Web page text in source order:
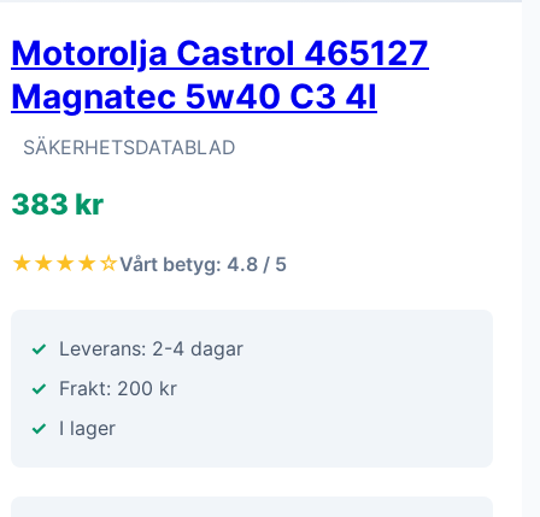
Motorolja Castrol 465127
Magnatec 5w40 C3 4l
SÄKERHETSDATABLAD
383 kr
★★★★☆Vårt betyg: 4.8 / 5
Leverans: 2-4 dagar
Frakt: 200 kr
I lager